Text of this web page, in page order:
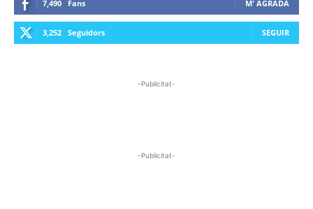
7,490 Fans M' AGRADA
3,252 Seguidors SEGUIR
-Publicitat-
-Publicitat-